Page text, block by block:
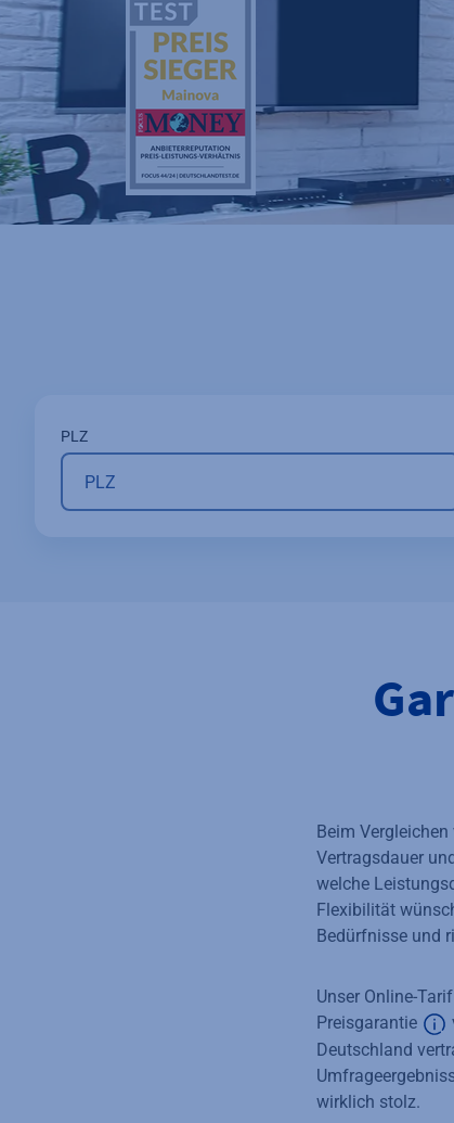
PLZ
Beim
Vertragsdauer
welche
Flexibilität
Bedürfnisse und
Unser Online-
Preisgarantie
Deutschland
wirklich stolz.